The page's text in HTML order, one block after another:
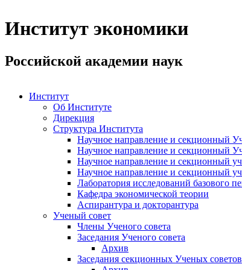
Институт экономики
Российской академии наук
Институт
Об Институте
Дирекция
Структура Института
Научное направление и секционный
Научное направление и секционный
Научное направление и секционный
Научное направление и секционный
Лаборатория исследований базового
Кафедра экономической теории
Аспирантура и докторантура
Ученый совет
Члены Ученого совета
Заседания Ученого совета
Архив
Заседания секционных Ученых советов